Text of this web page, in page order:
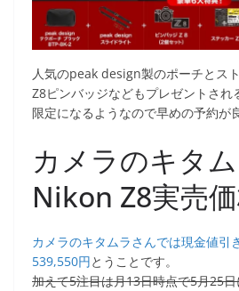
人気のpeak design製のポーチとス
Z8ピンバッジなどもプレゼントされ
限定になるようなので早めの予約が
カメラのキタ
Nikon Z8実売
カメラのキタムラさんでは現金値引
539,550円とうことです。
加えて5注目は月13日時点で5月25